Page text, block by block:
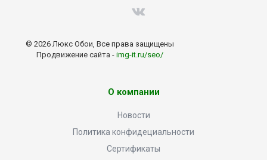
© 2026 Люкс Обои, Все права защищены
Продвижение сайта - img-it.ru/seo/
О компании
Новости
Политика конфидециальности
Сертификаты